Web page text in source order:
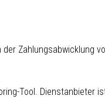
der Zahlungsabwicklung
Tool. Dienstanbieter